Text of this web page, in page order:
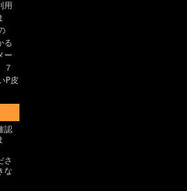
用
る
ー
７
P皮
認
さ
な